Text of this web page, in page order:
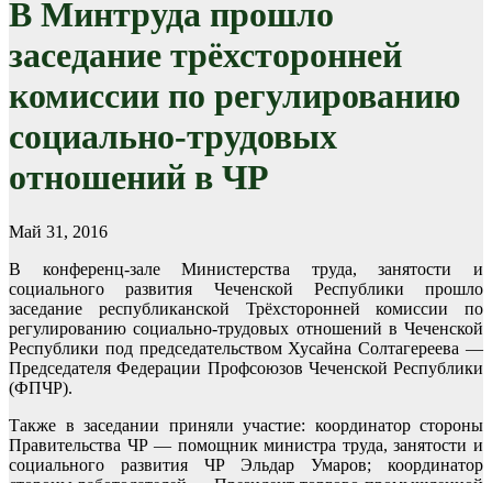
В Минтруда прошло
заседание трёхсторонней
комиссии по регулированию
социально-трудовых
отношений в ЧР
Май 31, 2016
В конференц-зале Министерства труда, занятости и
социального развития Чеченской Республики прошло
заседание республиканской Трёхсторонней комиссии по
регулированию социально-трудовых отношений в Чеченской
Республики под председательством Хусайна Солтагереева —
Председателя Федерации Профсоюзов Чеченской Республики
(ФПЧР).
Также в заседании приняли участие: координатор стороны
Правительства ЧР — помощник министра труда, занятости и
социального развития ЧР Эльдар Умаров; координатор